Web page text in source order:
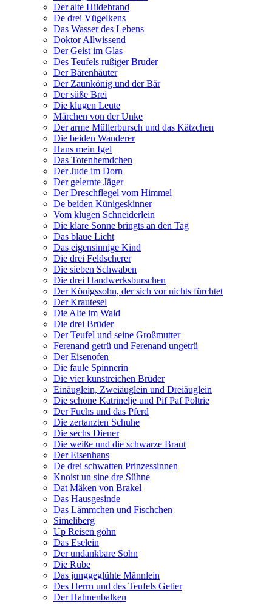
Der alte Hildebrand
De drei Vügelkens
Das Wasser des Lebens
Doktor Allwissend
Der Geist im Glas
Des Teufels rußiger Bruder
Der Bärenhäuter
Der Zaunkönig und der Bär
Der süße Brei
Die klugen Leute
Märchen von der Unke
Der arme Müllerbursch und das Kätzchen
Die beiden Wanderer
Hans mein Igel
Das Totenhemdchen
Der Jude im Dorn
Der gelernte Jäger
Der Dreschflegel vom Himmel
De beiden Künigeskinner
Vom klugen Schneiderlein
Die klare Sonne bringts an den Tag
Das blaue Licht
Das eigensinnige Kind
Die drei Feldscherer
Die sieben Schwaben
Die drei Handwerksburschen
Der Königssohn, der sich vor nichts fürchtet
Der Krautesel
Die Alte im Wald
Die drei Brüder
Der Teufel und seine Großmutter
Ferenand getrü und Ferenand ungetrü
Der Eisenofen
Die faule Spinnerin
Die vier kunstreichen Brüder
Einäuglein, Zweiäuglein und Dreiäuglein
Die schöne Katrinelje und Pif Paf Poltrie
Der Fuchs und das Pferd
Die zertanzten Schuhe
Die sechs Diener
Die weiße und die schwarze Braut
Der Eisenhans
De drei schwatten Prinzessinnen
Knoist un sine dre Sühne
Dat Mäken von Brakel
Das Hausgesinde
Das Lämmchen und Fischchen
Simeliberg
Up Reisen gohn
Das Eselein
Der undankbare Sohn
Die Rübe
Das junggeglühte Männlein
Des Herrn und des Teufels Getier
Der Hahnenbalken